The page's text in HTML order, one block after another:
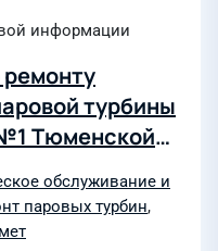
информации
турбины
Тюменской
обслуживание и
паровых турбин,